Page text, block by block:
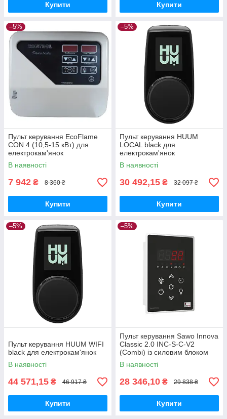
Купити Купити
–5%
Пульт керування EcoFlame
CON 4 (10,5-15 кВт) для
електрокам'янок
В наявності
7 942 ₴ 8 360 ₴
Купити
–5%
Пульт керування HUUM
LOCAL black для
електрокам'янок
В наявності
30 492,15 ₴ 32 097 ₴
Купити
–5%
Пульт керування HUUM WIFI
black для електрокам'янок
В наявності
44 571,15 ₴ 46 917 ₴
Купити
–5%
Пульт керування Sawo Innova
Classic 2.0 INC-S-C-V2
(Combi) із силовим блоком
INP-C-C
В наявності
28 346,10 ₴ 29 838 ₴
Купити